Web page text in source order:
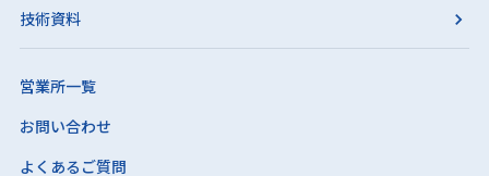
技術資料
営業所一覧
お問い合わせ
よくあるご質問